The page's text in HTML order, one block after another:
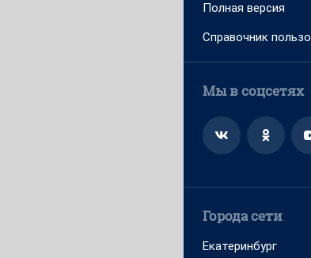
Полная версия
Справочник
Мы в соцсетях
Города сети
Екатеринбург